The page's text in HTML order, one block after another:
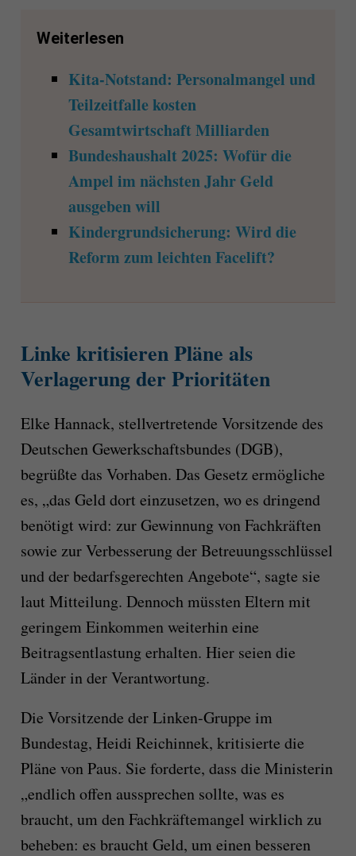
Weiterlesen
Kita-Notstand: Personalmangel und
Teilzeitfalle kosten
Gesamtwirtschaft Milliarden
Bundeshaushalt 2025: Wofür die
Ampel im nächsten Jahr Geld
ausgeben will
Kindergrundsicherung: Wird die
Reform zum leichten Facelift?
Linke kritisieren Pläne als
Verlagerung der Prioritäten
Elke Hannack, stellvertretende Vorsitzende des
Deutschen Gewerkschaftsbundes (DGB),
begrüßte das Vorhaben. Das Gesetz ermögliche
es, „das Geld dort einzusetzen, wo es dringend
benötigt wird: zur Gewinnung von Fachkräften
sowie zur Verbesserung der Betreuungsschlüssel
und der bedarfsgerechten Angebote“, sagte sie
laut Mitteilung. Dennoch müssten Eltern mit
geringem Einkommen weiterhin eine
Beitragsentlastung erhalten. Hier seien die
Länder in der Verantwortung.
Die Vorsitzende der Linken-Gruppe im
Bundestag, Heidi Reichinnek, kritisierte die
Pläne von Paus. Sie forderte, dass die Ministerin
„endlich offen aussprechen sollte, was es
braucht, um den Fachkräftemangel wirklich zu
beheben: es braucht Geld, um einen besseren